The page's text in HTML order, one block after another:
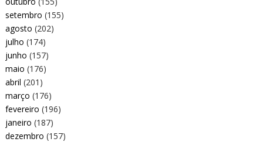
setembro (155)
agosto (202)
julho (174)
junho (157)
maio (176)
abril (201)
março (176)
fevereiro (196)
janeiro (187)
dezembro (157)